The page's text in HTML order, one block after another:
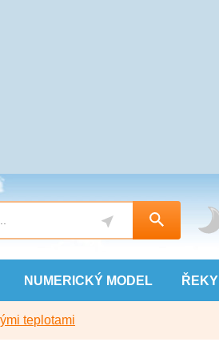
NUMERICKÝ MODEL ŘEKY
teplotami